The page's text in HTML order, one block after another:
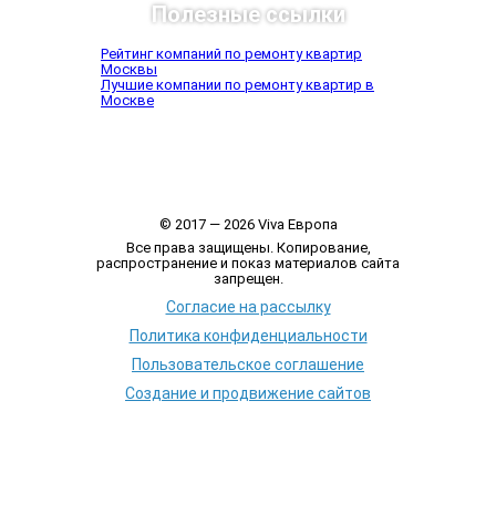
Полезные ссылки
Рейтинг компаний по ремонту квартир
Москвы
Лучшие компании по ремонту квартир в
Москве
© 2017 — 2026 Viva Европа
Все права защищены. Копирование,
распространение и показ материалов сайта
запрещен.
Согласие на рассылку
Политика конфиденциальности
Пользовательское соглашение
Создание и продвижение сайтов